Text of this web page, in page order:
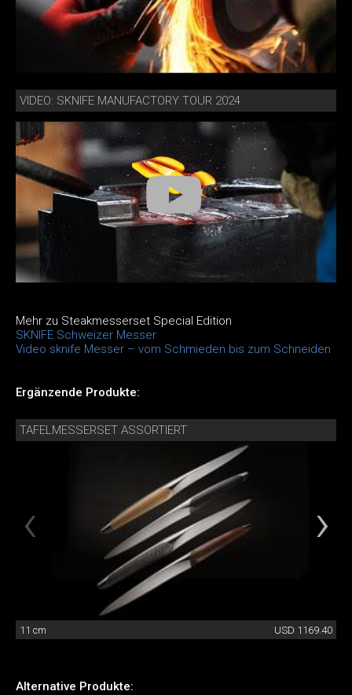
VIDEO: SKNIFE MANUFACTORY TOUR 2024
Mehr zu Steakmesserset Special Edition
SKNIFE Schweizer Messer
Video sknife Messer – vom Schmieden bis zum Schneiden
Ergänzende Produkte:
TAFELMESSERSET ASSORTIERT
11 cm USD 1169.40
Alternative Produkte: